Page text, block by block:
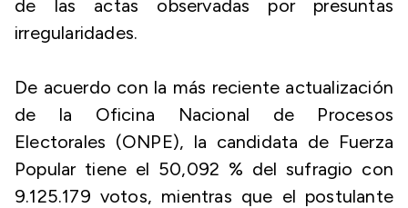
de las actas observadas por presuntas
irregularidades.
De acuerdo con la más reciente actualización
de la Oficina Nacional de Procesos
Electorales (ONPE), la candidata de Fuerza
Popular tiene el 50,092 % del sufragio con
9.125.179 votos, mientras que el postulante